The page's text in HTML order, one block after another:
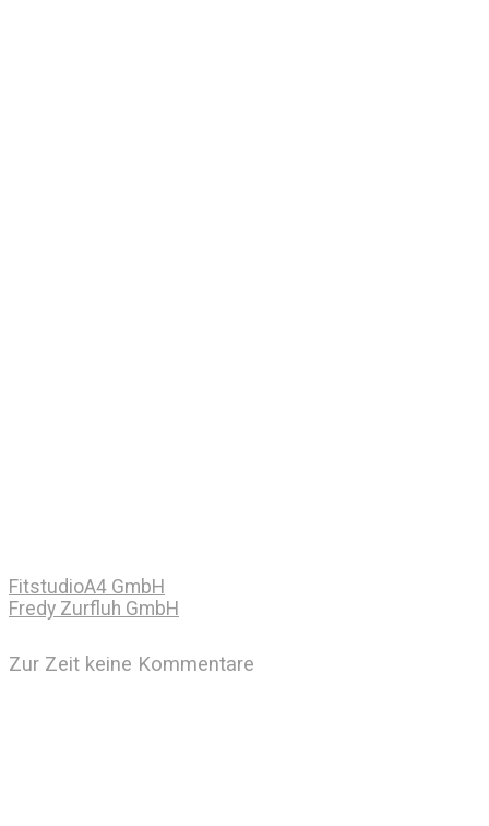
FitstudioA4 GmbH
Fredy Zurfluh GmbH
Zur Zeit keine Kommentare